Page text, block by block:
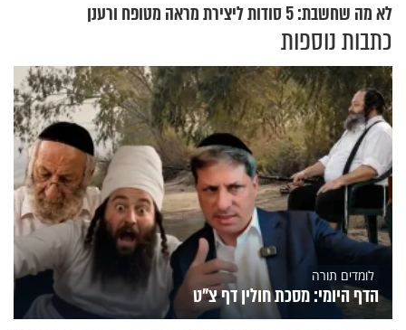
לא מה שחשבת: 5 סודות ליצירת מראה מטופח ורענן
כתבות נוספות
לומדים תורה
הדף היומי: מסכת חולין דף צ"ט